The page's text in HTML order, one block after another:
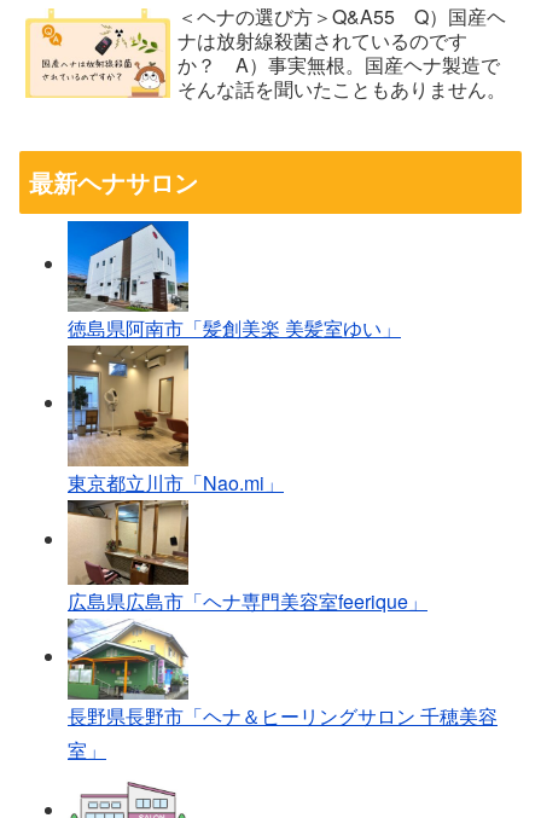
＜ヘナの選び方＞Q&A55 Q）国産ヘ
ナは放射線殺菌されているのです
か？ A）事実無根。国産ヘナ製造で
そんな話を聞いたこともありません。
最新ヘナサロン
徳島県阿南市「髪創美楽 美髪室ゆい」
東京都立川市「Nao.mi」
広島県広島市「ヘナ専門美容室feerique」
長野県長野市「ヘナ＆ヒーリングサロン 千穂美容
室」